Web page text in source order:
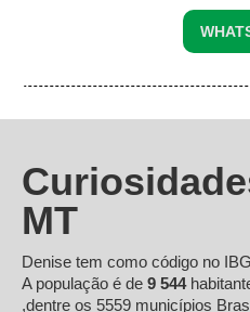
MT
Denise tem como código no
A população é de 9 544
,dentre os 5559 municípios